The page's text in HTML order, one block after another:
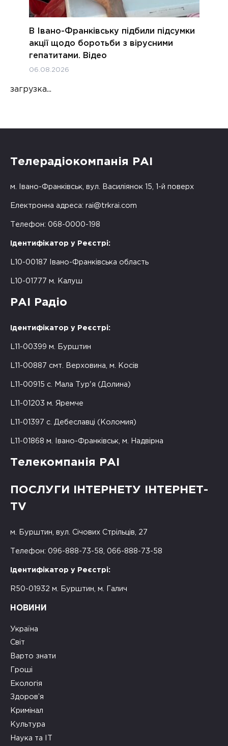
В Івано-Франківську підбили підсумки
акції щодо боротьби з вірусними
гепатитами. Відео
06.08.2026
загрузка...
Телерадіокомпанія РАІ
м. Івано-Франківськ, вул. Василіянок 15, 1-й поверх
Електронна адреса: rai@trkrai.com
Телефон: 068-0000-198
Ідентифікатор у Реєстрі:
L10-00187 Івано-Франківська область
L10-01777 м. Калуш
РАІ Радіо
Ідентифікатор у Реєстрі:
L11-00399 м. Бурштин
L11-00887 смт. Верховина, м. Косів
L11-00915 с. Мала Тур'я (Долина)
L11-01203 м. Яремче
L11-01397 с. Дебеславці (Коломия)
L11-01868 м. Івано-Франківськ, м. Надвірна
Телекомпанія РАІ
ПОСЛУГИ ІНТЕРНЕТУ ІНТЕРНЕТ-
TV
м. Бурштин, вул. Січових Стрільців, 27
Телефон: 096-888-73-58, 066-888-73-58
Ідентифікатор у Реєстрі:
R50-01932 м. Бурштин, м. Галич
НОВИНИ
Україна
Світ
Варто знати
Гроші
Екологія
Здоров’я
Кримінал
Культура
Наука та ІТ